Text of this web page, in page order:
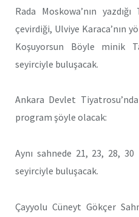
Rada Moskowa’nın
çevirdiği, Ulviye Karaca’nın
Koşuyorsun Böyle minik
seyirciyle buluşacak.
Ankara Devlet
program şöyle olacak:
Aynı sahnede 21, 23, 28,
seyirciyle buluşacak.
Çayyolu Cüneyt Gökçer